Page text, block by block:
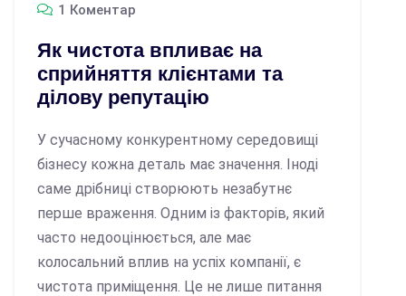
1 Коментар
Як чистота впливає на
сприйняття клієнтами та
ділову репутацію
У сучасному конкурентному середовищі
бізнесу кожна деталь має значення. Іноді
саме дрібниці створюють незабутнє
перше враження. Одним із факторів, який
часто недооцінюється, але має
колосальний вплив на успіх компанії, є
чистота приміщення. Це не лише питання